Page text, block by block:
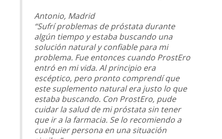
Antonio, Madrid
“Sufrí problemas de próstata durante
algún tiempo y estaba buscando una
solución natural y confiable para mi
problema. Fue entonces cuando ProstEro
entró en mi vida. Al principio era
escéptico, pero pronto comprendí que
este suplemento natural era justo lo que
estaba buscando. Con ProstEro, pude
cuidar la salud de mi próstata sin tener
que ir a la farmacia. Se lo recomiendo a
cualquier persona en una situación